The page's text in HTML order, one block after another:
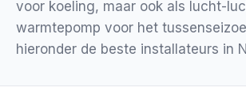
voor koeling, maar ook als lucht-
warmtepomp voor het
hieronder de beste installateurs in